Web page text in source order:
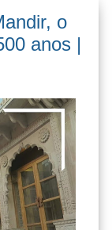
o
anos |